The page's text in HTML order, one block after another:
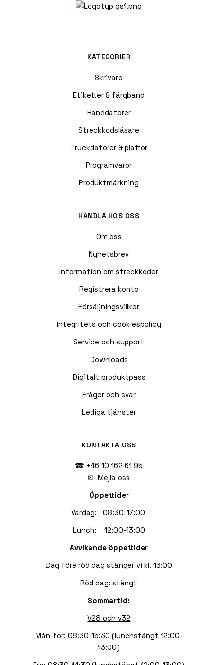
KATEGORIER
Skrivare
Etiketter & färgband
Handdatorer
Streckkodsläsare
Truckdatorer & plattor
Programvaror
Produktmärkning
HANDLA HOS OSS
Om oss
Nyhetsbrev
Information om streckkoder
Registrera konto
Försäljningsvillkor
Integritets och cookiespolicy
Service och support
Downloads
Digitalt produktpass
Frågor och svar
Lediga tjänster
KONTAKTA OSS
☎ +46 10 162 61 95
✉Mejla oss
Öppettider
Vardag: 08:30-17:00
Lunch: 12:00-13:00
Avvikande öppettider
Dag före röd dag stänger vi kl. 13:00
Röd dag: stängt
Sommartid:
V28 och v32
Mån-tor: 08:30-15:30 (lunchstängt 12:00-
13:00)